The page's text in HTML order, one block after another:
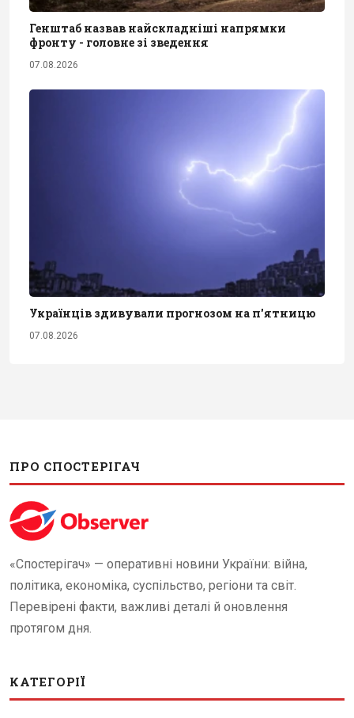
Генштаб назвав найскладніші напрямки
фронту - головне зі зведення
07.08.2026
Українців здивували прогнозом на п'ятницю
07.08.2026
ПРО СПОСТЕРІГАЧ
«Спостерігач» — оперативні новини України: війна,
політика, економіка, суспільство, регіони та світ.
Перевірені факти, важливі деталі й оновлення
протягом дня.
КАТЕГОРІЇ